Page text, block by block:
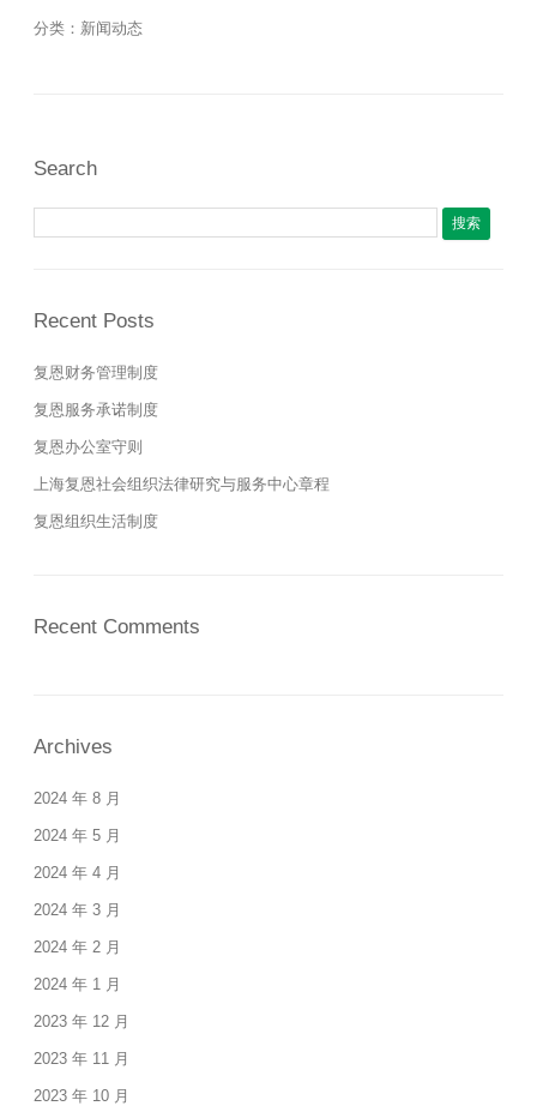
分类： 新闻动态
Search
Recent Posts
复恩财务管理制度
复恩服务承诺制度
复恩办公室守则
上海复恩社会组织法律研究与服务中心章程
复恩组织生活制度
Recent Comments
Archives
2024 年 8 月
2024 年 5 月
2024 年 4 月
2024 年 3 月
2024 年 2 月
2024 年 1 月
2023 年 12 月
2023 年 11 月
2023 年 10 月